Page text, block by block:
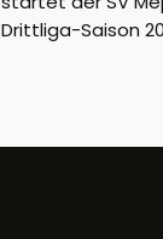
Drittliga-Saison